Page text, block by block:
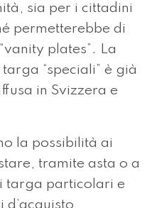
sia per i cittadini
permetterebbe di
plates”. La
“speciali” è già
in Svizzera e
la possibilità ai
tramite asta o a
targa particolari e
d’acquisto